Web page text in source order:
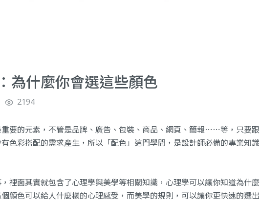
為什麼你會選這些顏色
2194
重要的元素，不管是品牌、廣告、包裝、商品、網頁、簡報⋯⋯等，只要跟
色彩搭配的需求產生，所以「配色」這門學問，是設計師必備的專業知識
裡面其實就包含了心理學與美學等相關知識，心理學可以讓你知道為什麼
顏色可以給人什麼樣的心理感受，而美學的規則，可以讓你更快速的選出